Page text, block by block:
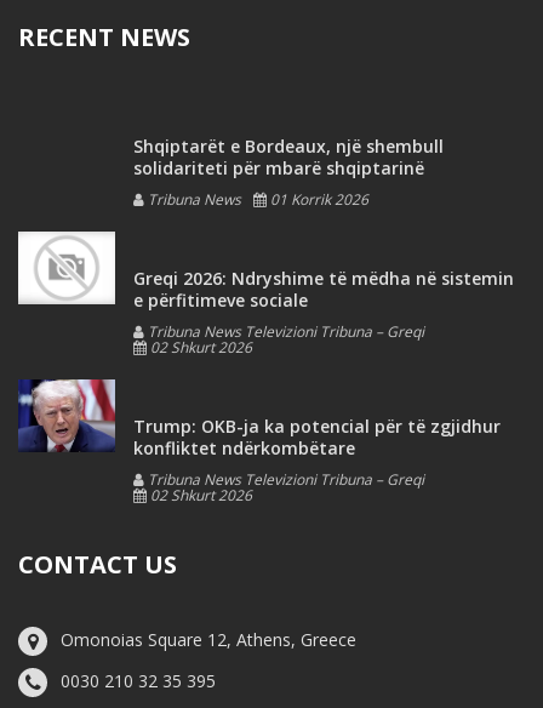
RECENT NEWS
Shqiptarët e Bordeaux, një shembull
solidariteti për mbarë shqiptarinë
Tribuna News 01 Korrik 2026
Greqi 2026: Ndryshime të mëdha në sistemin
e përfitimeve sociale
Tribuna News Televizioni Tribuna – Greqi
02 Shkurt 2026
Trump: OKB-ja ka potencial për të zgjidhur
konfliktet ndërkombëtare
Tribuna News Televizioni Tribuna – Greqi
02 Shkurt 2026
CONTACT US
Omonoias Square 12, Athens, Greece
0030 210 32 35 395